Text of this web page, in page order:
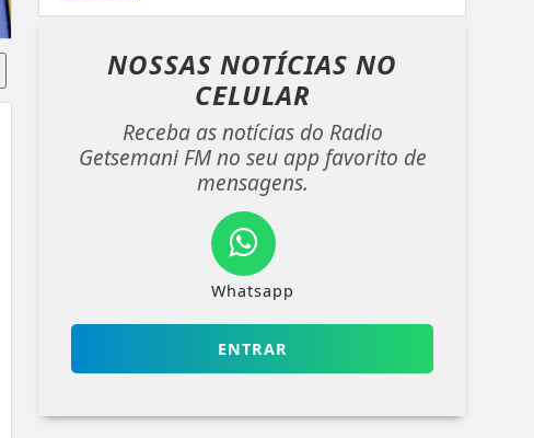
NOSSAS NOTÍCIASNO
CELULAR
Receba as notícias do Radio
Getsemani FM no seu app favorito de
mensagens.
Whatsapp
ENTRAR